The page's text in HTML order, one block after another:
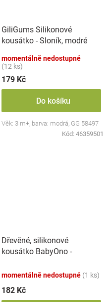
GiliGums Silikonové
kousátko - Sloník, modré
momentálně nedostupné
(12 ks)
179 Kč
Do košíku
Věk: 3 m+, barva: modrá, GG 58497
Kód: 46359501
Dřevěné, silikonové
kousátko BabyOno -
momentálně nedostupné (1 ks)
182 Kč